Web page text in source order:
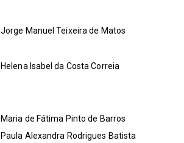
Jorge Manuel Teixeira de Matos
Helena Isabel da Costa Correia
Maria de Fátima Pinto de Barros
Paula Alexandra Rodrigues Batista